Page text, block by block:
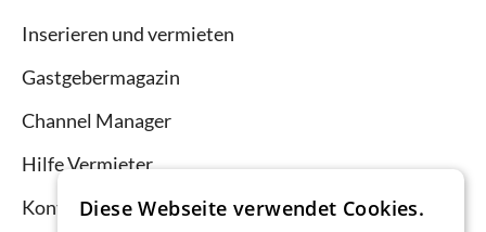
Inserieren und vermieten
Gastgebermagazin
Channel Manager
Hilfe Vermieter
KontaktDiese Webseite verwendet Cookies.